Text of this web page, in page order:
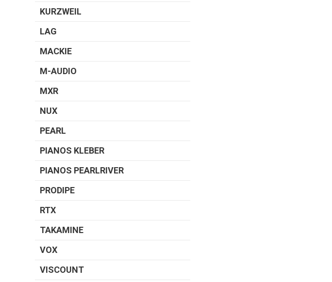
KURZWEIL
LAG
MACKIE
M-AUDIO
MXR
NUX
PEARL
PIANOS KLEBER
PIANOS PEARLRIVER
PRODIPE
RTX
TAKAMINE
VOX
VISCOUNT